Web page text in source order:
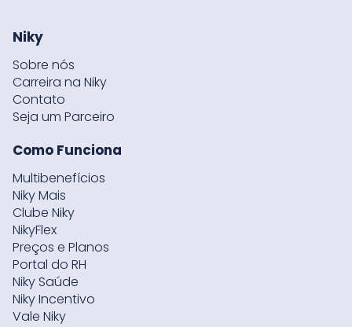
Niky
Sobre nós
Carreira na Niky
Contato
Seja um Parceiro
Como Funciona
Multibenefícios
Niky Mais
Clube Niky
NikyFlex
Preços e Planos
Portal do RH
Niky Saúde
Niky Incentivo
Vale Niky